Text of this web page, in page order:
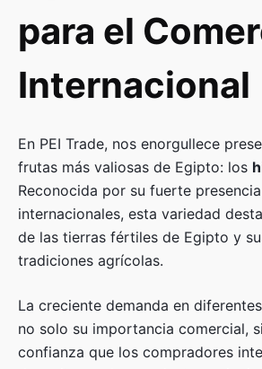
para el
Internacional
En PEI Trade, nos enorgullece
frutas más valiosas de Egipto: los
Reconocida por su fuerte
internacionales, esta variedad
de las tierras fértiles de Egipto y
tradiciones agrícolas.
La creciente demanda en
no solo su importancia comercial,
confianza que los compradores